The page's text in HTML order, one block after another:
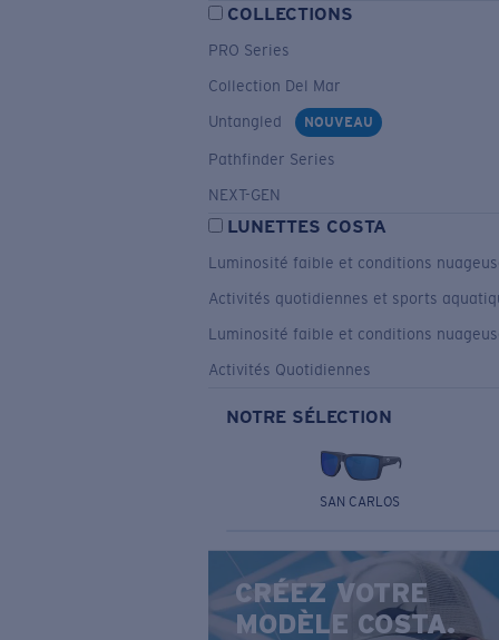
COLLECTIONS
PRO Series
Collection Del Mar
Untangled
NOUVEAU
Pathfinder Series
NEXT-GEN
LUNETTES COSTA
Luminosité faible et conditions
Activités quotidiennes et sports
Luminosité faible et conditions
Activités Quotidiennes
NOTRE SÉLECTION
SAN CARLOS
CRÉEZ VOTRE
MODÈLE COSTA.